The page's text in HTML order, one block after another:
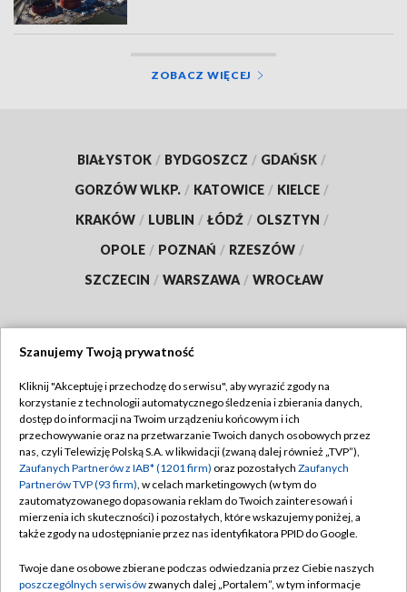
ZOBACZ WIĘCEJ
BIAŁYSTOK / BYDGOSZCZ / GDAŃSK /
GORZÓW WLKP. / KATOWICE / KIELCE /
KRAKÓW / LUBLIN / ŁÓDŹ / OLSZTYN /
OPOLE / POZNAŃ / RZESZÓW /
SZCZECIN / WARSZAWA / WROCŁAW
TVP
Abonament TVP
Emisja w TVP
Centrum informacji TVP
Naziemna Telewizja Cyfrowa
Rada Programowa
Regulamin TVP
Polityka prywatności
Moje zgody
Pomoc
Kontakt
Szanujemy Twoją prywatność
Kliknij "Akceptuję i przechodzę do serwisu", aby wyrazić zgody na
korzystanie z technologii automatycznego śledzenia i zbierania danych,
dostęp do informacji na Twoim urządzeniu końcowym i ich
przechowywanie oraz na przetwarzanie Twoich danych osobowych przez
nas, czyli Telewizję Polską S.A. w likwidacji (zwaną dalej również „TVP”),
Zaufanych Partnerów z IAB* (1201 firm) oraz pozostałych Zaufanych
Partnerów TVP (93 firm), w celach marketingowych (w tym do
zautomatyzowanego dopasowania reklam do Twoich zainteresowań i
mierzenia ich skuteczności) i pozostałych, które wskazujemy poniżej, a
także zgody na udostępnianie przez nas identyfikatora PPID do Google.
Twoje dane osobowe zbierane podczas odwiedzania przez Ciebie naszych
poszczególnych serwisówzwanych dalej „Portalem”, w tym informacje